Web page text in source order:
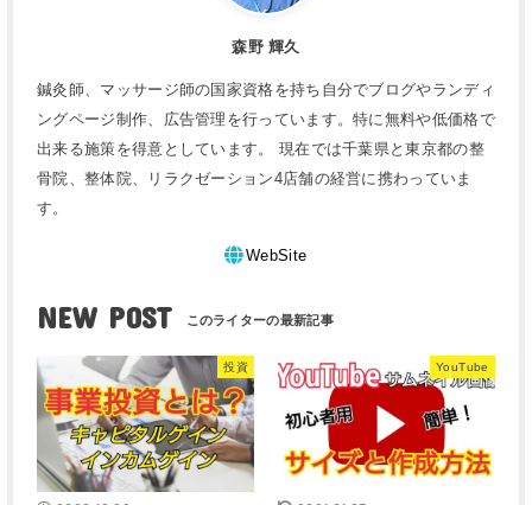
森野 輝久
鍼灸師、マッサージ師の国家資格を持ち自分でブログやランディ
ングページ制作、広告管理を行っています。特に無料や低価格で
出来る施策を得意としています。 現在では千葉県と東京都の整
骨院、整体院、リラクゼーション4店舗の経営に携わっていま
す。
WebSite
NEW POST
投資 YouTube